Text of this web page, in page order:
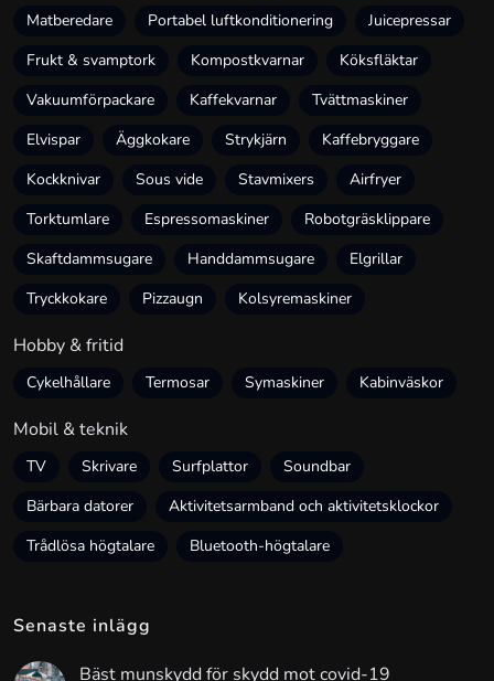
Matberedare
Portabel luftkonditionering
Juicepressar
Frukt & svamptork
Kompostkvarnar
Köksfläktar
Vakuumförpackare
Kaffekvarnar
Tvättmaskiner
Elvispar
Äggkokare Strykjärn
Kaffebryggare
Kockknivar
Sous vide Stavmixers
Airfryer
Torktumlare
Espressomaskiner
Robotgräsklippare
Skaftdammsugare
Handdammsugare
Elgrillar
Tryckkokare
Pizzaugn Kolsyremaskiner
Hobby & fritid
Cykelhållare Termosar Symaskiner Kabinväskor
Mobil & teknik
TV Skrivare Surfplattor
Soundbar
Bärbara datorer
Aktivitetsarmband och aktivitetsklockor
Trådlösa högtalare
Bluetooth-högtalare
Senaste inlägg
Bäst munskydd för skydd mot covid-19